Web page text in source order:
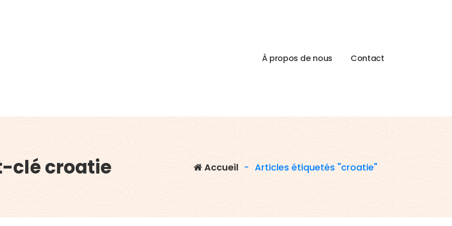
À propos de nous Contact
clé croatie Accueil - Articles étiquetés "croatie"